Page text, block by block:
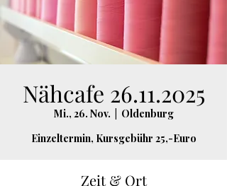
Nähcafe 26.11.2025
Mi., 26. Nov.
Oldenburg
Einzeltermin, Kursgebühr 25,-Euro
Zeit & Ort